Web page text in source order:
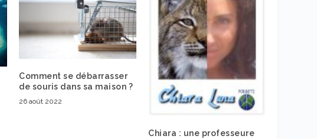
Comment se débarrasser
de souris dans sa maison ?
26 août 2022
Chiara : une professeure